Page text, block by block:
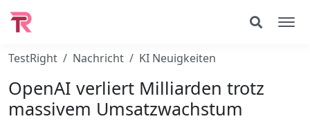
TestRight Nachricht KI Neuigkeiten
OpenAI verliert Milliarden trotz
massivem Umsatzwachstum